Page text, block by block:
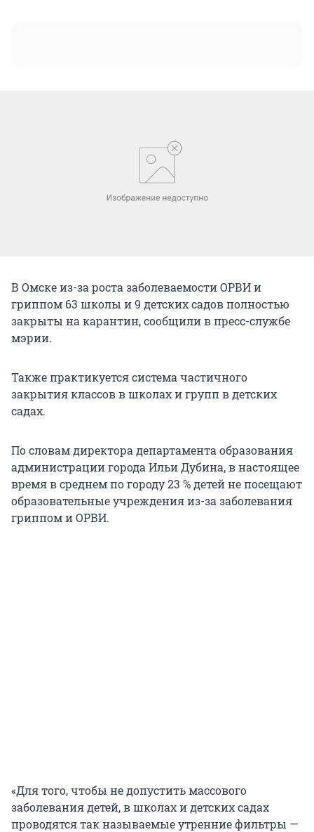
В Омске из-за роста заболеваемости ОРВИ и
гриппом 63 школы и 9 детских садов полностью
закрыты на карантин, сообщили в пресс-службе
мэрии.
Также практикуется система частичного
закрытия классов в школах и групп в детских
садах.
По словам директора департамента образования
администрации города Ильи Дубина, в настоящее
время в среднем по городу 23 % детей не посещают
образовательные учреждения из-за заболевания
гриппом и ОРВИ.
«Для того, чтобы не допустить массового
заболевания детей, в школах и детских садах
проводятся так называемые утренние фильтры —